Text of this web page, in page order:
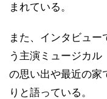
まれている。
また、インタビュ
う主演ミュージカ
の思い出や最近の家
りと語っている。